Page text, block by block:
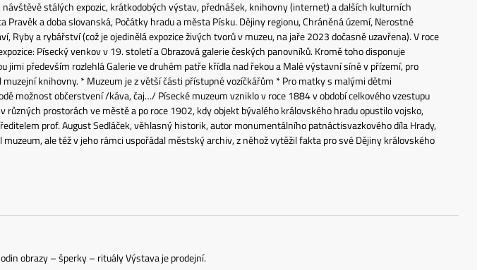
stálých expozic, krátkodobých výstav, přednášek, knihovny (internet) a dalších kulturních
a doba slovanská, Počátky hradu a města Písku. Dějiny regionu, Chráněná území, Nerostné
Ryby a rybářství (což je ojedinělá expozice živých tvorů v muzeu, na jaře 2023 dočasně uzavřena). V roce
Písecký venkov v 19. století a Obrazová galerie českých panovníků. Kromě toho disponuje
jimi především rozlehlá Galerie ve druhém patře křídla nad řekou a Malé výstavní síně v přízemí, pro
knihovny. * Muzeum je z větší části přístupné vozíčkářům * Pro matky s malými dětmi
možnost občerstvení /káva, čaj…/ Písecké muzeum vzniklo v roce 1884 v období celkového vzestupu
různých prostorách ve městě a po roce 1902, kdy objekt bývalého královského hradu opustilo vojsko,
prof. August Sedláček, věhlasný historik, autor monumentálního patnáctisvazkového díla Hrady,
ale též v jeho rámci uspořádal městský archiv, z něhož vytěžil fakta pro své Dějiny královského
obrazy – šperky – rituály Výstava je prodejní.